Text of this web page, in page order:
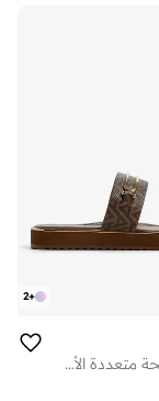
+
2
صنادل مسطحة متعددة الأشرطة لاجون